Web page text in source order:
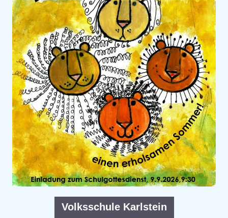
Volksschule Karlstein